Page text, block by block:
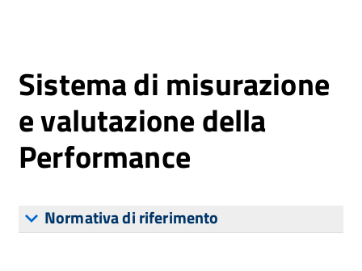
Sistema di misurazione
e valutazione della
Performance
Normativa di riferimento